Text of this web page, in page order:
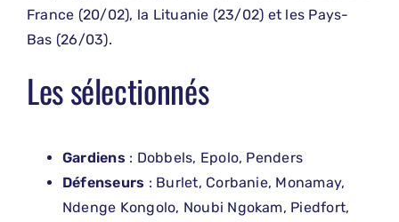
France (20/02), la Lituanie (23/02) et les Pays-
Bas (26/03).
Les sélectionnés
Gardiens : Dobbels, Epolo, Penders
Défenseurs : Burlet, Corbanie, Monamay,
Ndenge Kongolo, Noubi Ngokam, Piedfort,